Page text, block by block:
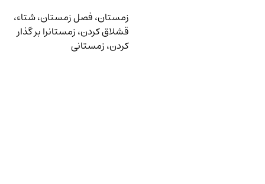
زمستان، فصل زمستان، شتاء،
قشلاق کردن، زمستانرا بر گذار
کردن، زمستانی